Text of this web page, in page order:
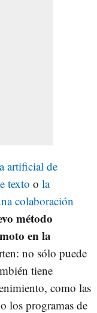
artificial de
texto o la
colaboración
método
en la
no sólo puede
tiene
como las
los programas de